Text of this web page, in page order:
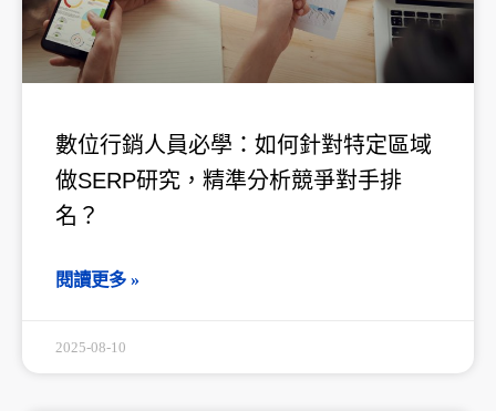
數位行銷人員必學：如何針對特定區域
做SERP研究，精準分析競爭對手排
名？
閱讀更多 »
2025-08-10